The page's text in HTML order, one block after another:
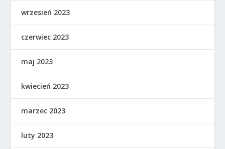
wrzesień 2023
czerwiec 2023
maj 2023
kwiecień 2023
marzec 2023
luty 2023